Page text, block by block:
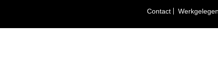
Contact